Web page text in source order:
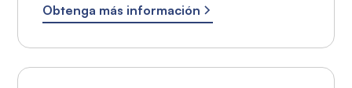
Obtenga más información